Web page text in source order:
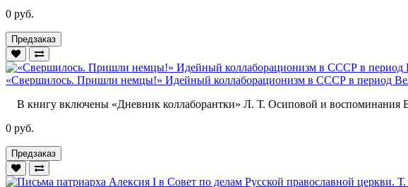
0 руб.
Предзаказ
«Свершилось. Пришли немцы!» Идейный коллаборационизм в СССР в период
В книгу включены «Дневник коллаборантки» Л. Т. Осиповой и воспоминания
0 руб.
Предзаказ